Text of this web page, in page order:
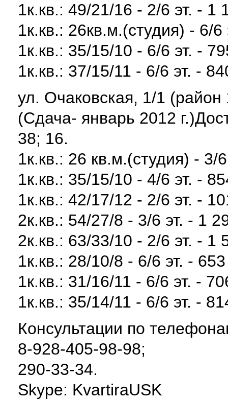
1к.кв.: 49/21/16 - 2/6 эт. - 1
1к.кв.: 26кв.м.(студия) - 6/
1к.кв.: 35/15/10 - 6/6 эт. -
1к.кв.: 37/15/11 - 6/6 эт. -
ул. Очаковская, 1/1
(Сдача- январь 2012
38; 16.
1к.кв.: 26 кв.м.(студия) - 3/
1к.кв.: 35/15/10 - 4/6 эт. -
1к.кв.: 42/17/12 - 2/6 эт. -
2к.кв.: 54/27/8 - 3/6 эт. - 1
2к.кв.: 63/33/10 - 2/6 эт. - 1
1к.кв.: 28/10/8 - 6/6 эт. -
1к.кв.: 31/16/11 - 6/6 эт. -
1к.кв.: 35/14/11 - 6/6 эт. -
Консультации по
8-928-405-98-98;
290-33-34.
Skype: KvartiraUSK